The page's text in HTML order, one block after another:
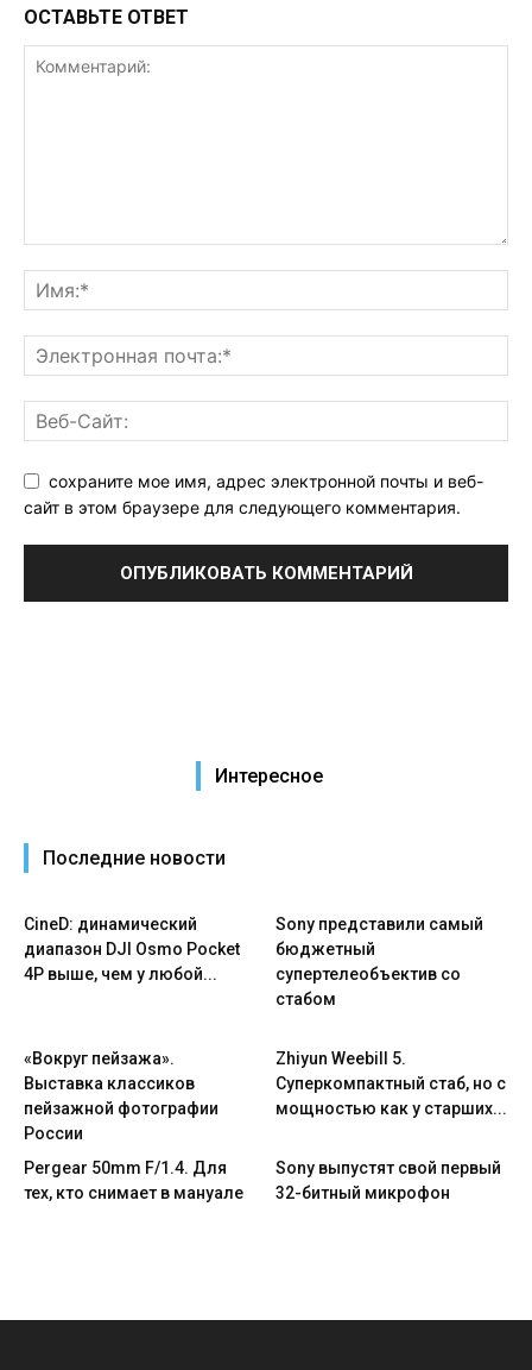
ОСТАВЬТЕ ОТВЕТ
сохраните мое имя, адрес электронной почты и веб-
сайт в этом браузере для следующего комментария.
Интересное
Последние новости
CineD: динамический
диапазон DJI Osmo Pocket
4P выше, чем у любой...
Sony представили самый
бюджетный
супертелеобъектив со
стабом
«Вокруг пейзажа».
Выставка классиков
пейзажной фотографии
России
Zhiyun Weebill 5.
Cуперкомпактный стаб, но с
мощностью как у старших...
Pergear 50mm F/1.4. Для
тех, кто снимает в мануале
Sony выпустят свой первый
32-битный микрофон